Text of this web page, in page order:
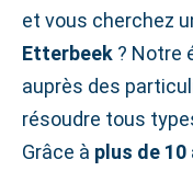
et vous cherchez
Etterbeek ? Notre
auprès des
résoudre tous
Grâce à plus de 10